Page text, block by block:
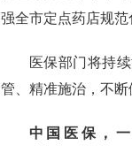
强全市定点药店规
医保部门将持
管、精准施治，不断
中国医保，一